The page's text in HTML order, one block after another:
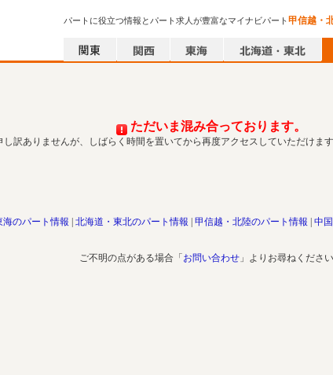
パートに役立つ情報とパート求人が豊富なマイナビパート甲信越・
ただいま混み合っております。
し訳ありませんが、しばらく時間を置いてから再度アクセスしていただけま
海のパート情報 北海道・東北のパート情報 甲信越・北陸のパート情報 中
ご不明の点がある場合「 お問い合わせ 」よりお尋ねください